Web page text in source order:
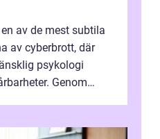
av de mest subtila
av cyberbrott, där
psykologi
Genom